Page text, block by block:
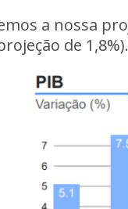
a nossa
de 1,8%).